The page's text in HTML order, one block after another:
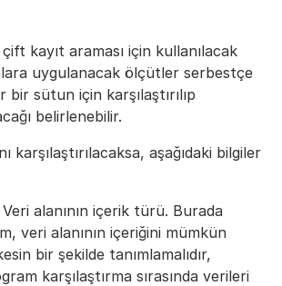
kayıt araması için kullanılacak
uygulanacak ölçütler serbestçe
bir sütun için karşılaştırılıp
belirlenebilir.
karşılaştırılacaksa, aşağıdaki bilgiler
alanının içerik türü. Burada
veri alanının içeriğini mümkün
bir şekilde tanımlamalıdır,
karşılaştırma sırasında verileri